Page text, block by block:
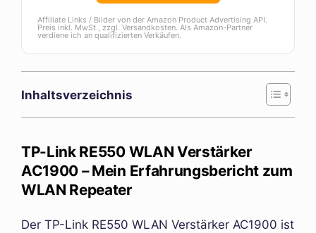
Affiliate Links / Bilder von der Amazon Product Advertising API.
Preis inkl. MwSt., zzgl. Versandkosten. Als Amazon-Partner
verdiene ich an qualifizierten Verkäufen.
Inhaltsverzeichnis
TP-Link RE550 WLAN Verstärker
AC1900 – Mein Erfahrungsbericht zum
WLAN Repeater
Der TP-Link RE550 WLAN Verstärker AC1900 ist